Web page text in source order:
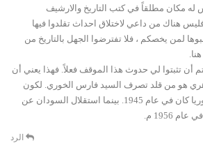
له مكان مطلقاً في كتب التاريخ والارشيف
هناك من داعي لاختلاق احداث تقلدوا فيها
لمن يخصكم ، فلا تفترضوا الجهل بالتاريخ من
أن تثبتوا لي حدوث هذا الموقف فعلاً. فهذا يعني أن
هو من قلد تصرف السيد فارس الخوري. لكون
استقلال سوريا كان في عام 1945. بينما استقلال السودان عن
1956 م.
الرد